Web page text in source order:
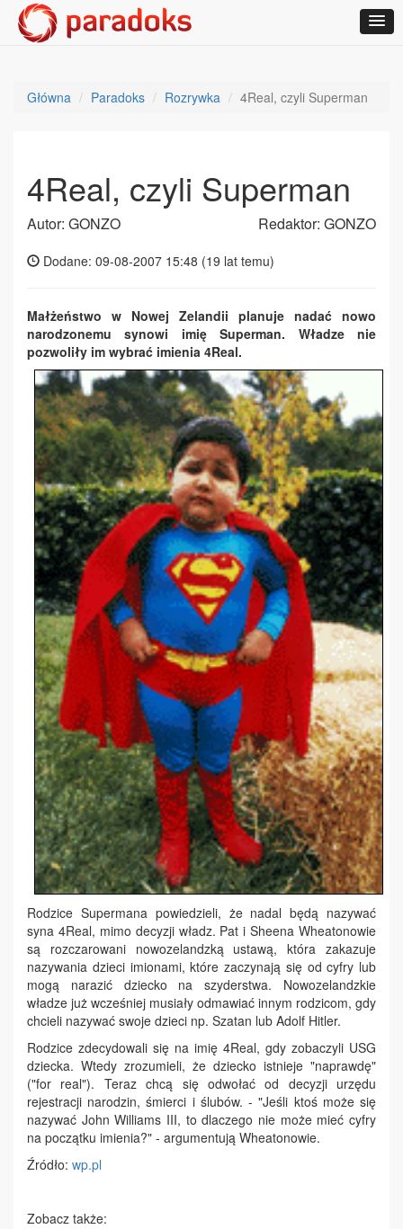
Główna Paradoks Rozrywka 4Real, czyli Superman
4Real, czyli Superman
Autor: GONZO Redaktor: GONZO
Dodane: 09-08-2007 15:48 (19 lat temu)
Małżeństwo w Nowej Zelandii planuje nadać nowo
narodzonemu synowi imię Superman. Władze nie
pozwoliły im wybrać imienia 4Real.
Rodzice Supermana powiedzieli, że nadal będą nazywać
syna 4Real, mimo decyzji władz. Pat i Sheena Wheatonowie
są rozczarowani nowozelandzką ustawą, która zakazuje
nazywania dzieci imionami, które zaczynają się od cyfry lub
mogą narazić dziecko na szyderstwa. Nowozelandzkie
władze już wcześniej musiały odmawiać innym rodzicom, gdy
chcieli nazywać swoje dzieci np. Szatan lub Adolf Hitler.
Rodzice zdecydowali się na imię 4Real, gdy zobaczyli USG
dziecka. Wtedy zrozumieli, że dziecko istnieje "naprawdę"
("for real"). Teraz chcą się odwołać od decyzji urzędu
rejestracji narodzin, śmierci i ślubów. - "Jeśli ktoś może się
nazywać John Williams III, to dlaczego nie może mieć cyfry
na początku imienia?" - argumentują Wheatonowie.
Źródło: wp.pl
Zobacz także: